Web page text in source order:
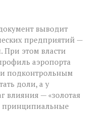
выводит
предприятий —
При этом власти
аэропорта
подконтрольным
доли, а у
влияния — «золотая
принципиальные